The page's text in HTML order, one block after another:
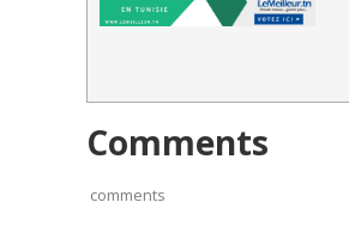
Comments
comments